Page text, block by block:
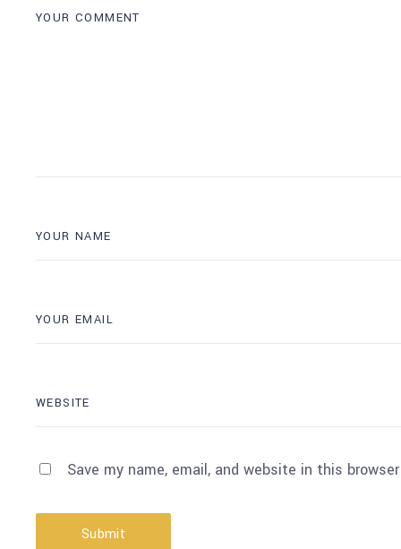
Save my name, email, and website in this
Submit